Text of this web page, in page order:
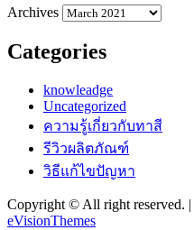
Archives
Categories
knowleadge
Uncategorized
ความรู้เกี่ยวกับทาสี
รีวิวผลิตภัณฑ์
วิธีแก้ไขปัญหา
Copyright © All right reserved. |
eVisionThemes